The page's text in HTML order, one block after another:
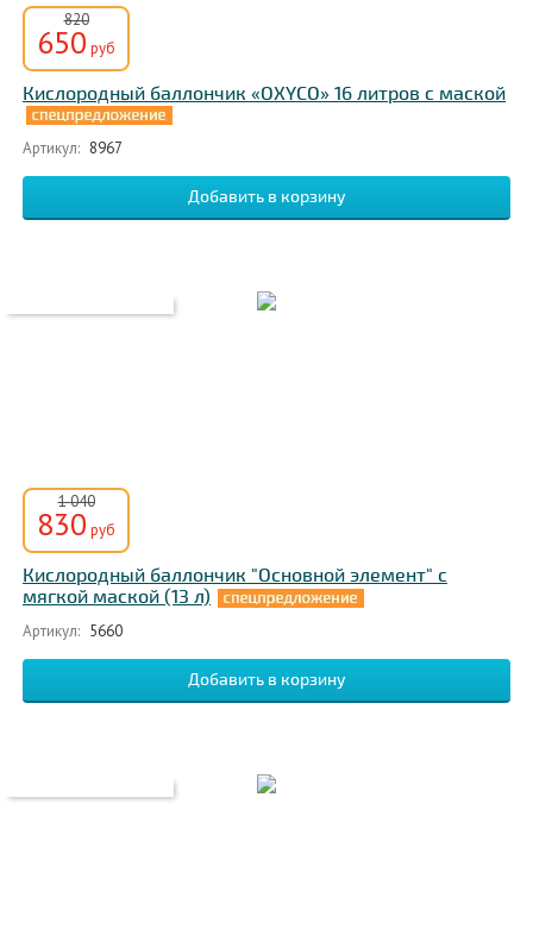
820
650 руб
Кислородный баллончик «OXYCO» 16 литров c маской
Артикул: 8967
1 040
830 руб
Кислородный баллончик "Основной элемент" с
мягкой маской (13 л)
Артикул: 5660